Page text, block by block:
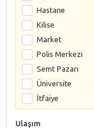
Hastane
Kilise
Market
Polis Merkezi
Semt Pazarı
Üniversite
İtfaiye
Ulaşım